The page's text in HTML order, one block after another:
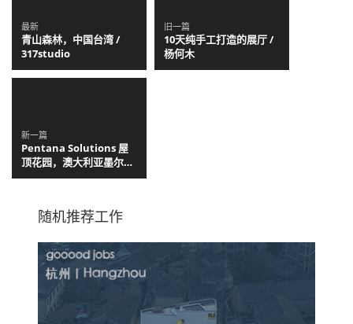
最新
青山森林，中国台湾 /
317studio
旧一篇
10天纯手工打造的展厅 /
杨何木
新一篇
Pentana Solutions 屋
顶花园，澳大利亚墨尔本
/ Ian Barker Gardens
随机推荐工作